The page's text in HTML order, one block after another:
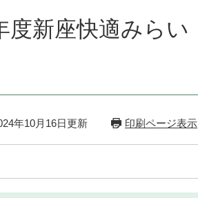
度新座快適みらい
年10月16日更新 印刷ページ表示